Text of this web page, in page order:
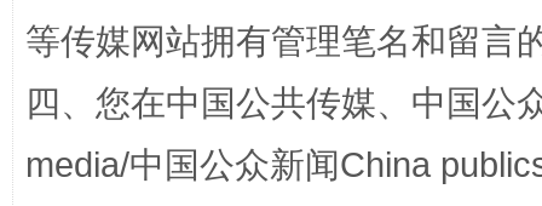
国家大学科技园优化重塑工作
等传媒网站拥有管理笔名和留言
四、您在中国公共传媒、中国公
media/中国公众新闻China